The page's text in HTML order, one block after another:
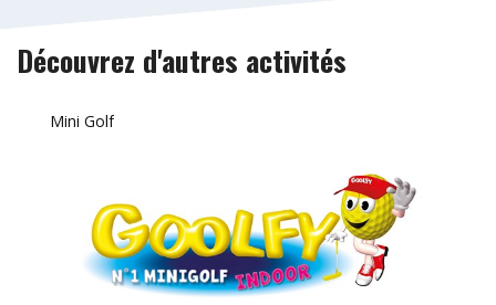
Découvrez d'autres activités
Mini Golf